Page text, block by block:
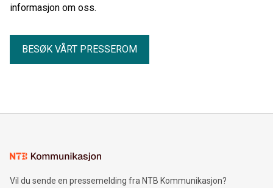
informasjon om oss.
BESØK VÅRT PRESSEROM
Vil du sende en pressemelding fra NTB Kommunikasjon?